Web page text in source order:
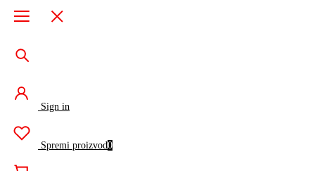
Sign in
Spremi proizvod0